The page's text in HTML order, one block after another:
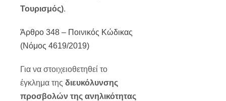
Τουρισμός).
Άρθρο 348 – Ποινικός Κώδικας
(Νόμος 4619/2019)
Για να στοιχειοθετηθεί το
έγκλημα της διευκόλυνσης
προσβολών της ανηλικότητας